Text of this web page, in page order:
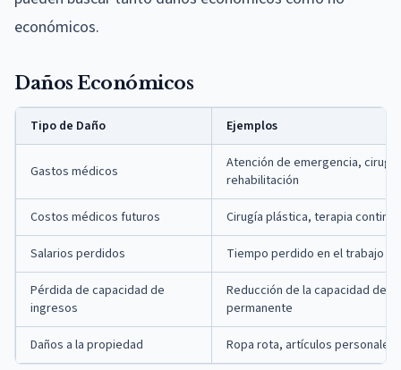
económicos.
Daños Económicos
Tipo de Daño Ejemplos
Gastos médicos
Atención de emergencia,
rehabilitación
Costos médicos futuros Cirugía plástica, terapia
Salarios perdidos Tiempo perdido en el trabajo
Pérdida de capacidad de
ingresos
Reducción de la capacidad de
permanente
Daños a la propiedad Ropa rota, artículos personales